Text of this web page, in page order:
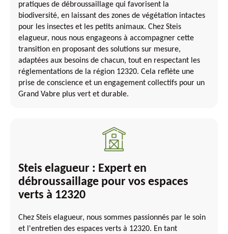
pratiques de débroussaillage qui favorisent la
biodiversité, en laissant des zones de végétation intactes
pour les insectes et les petits animaux. Chez Steis
elagueur, nous nous engageons à accompagner cette
transition en proposant des solutions sur mesure,
adaptées aux besoins de chacun, tout en respectant les
réglementations de la région 12320. Cela reflète une
prise de conscience et un engagement collectifs pour un
Grand Vabre plus vert et durable.
Steis elagueur : Expert en
débroussaillage pour vos espaces
verts à 12320
Chez Steis elagueur, nous sommes passionnés par le soin
et l'entretien des espaces verts à 12320. En tant